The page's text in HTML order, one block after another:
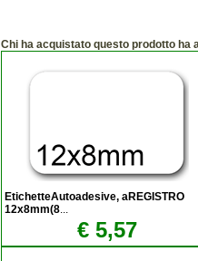
Chi ha acquistato questo prodotto ha
EtichetteAutoadesive, aREGISTRO
12x8mm(8...
€ 5,57